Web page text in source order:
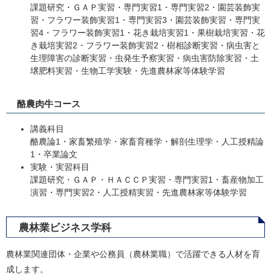
課題研究・ＧＡＰ実習・専門実習1・専門実習2・園芸装飾実
習・フラワー装飾実習1・専門実習3・園芸装飾実習・専門実
習4・フラワー装飾実習1・花き栽培実習1・果樹栽培実習・花
き栽培実習2・フラワー装飾実習2・樹相診断実習・病虫害と
生理障害の診断実習・虫発生予察実習・病虫害防除実習・土
壌肥料実習・生物工学実験・先進農林家等体験学習
酪農肉牛コース
講義科目
酪農論1・家畜繁殖学・家畜育種学・解剖生理学・人工授精論
1・卒業論文
実験・実習科目
課題研究・ＧＡＰ・ＨＡＣＣＰ実習・専門実習1・畜産物加工
演習・専門実習2・人工授精実習・先進農林家等体験学習
農林業ビジネス学科
農林業関連団体・企業や公務員（農林業職）で活躍できる人材を育
成します。